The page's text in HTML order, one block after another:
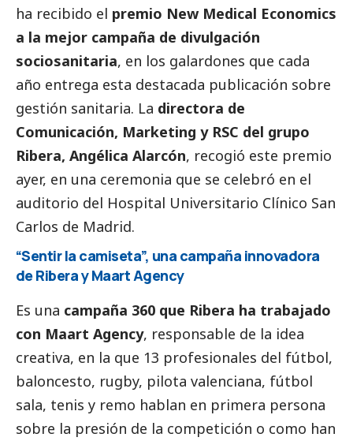
ha recibido el premio New Medical Economics
a la mejor campaña de divulgación
sociosanitaria, en los galardones que cada
año entrega esta destacada publicación sobre
gestión sanitaria. La directora de
Comunicación, Marketing y RSC del grupo
Ribera, Angélica Alarcón, recogió este premio
ayer, en una ceremonia que se celebró en el
auditorio del Hospital Universitario Clínico San
Carlos de Madrid.
“Sentir la camiseta”, una campaña innovadora
de Ribera y Maart Agency
Es una campaña 360 que Ribera ha trabajado
con Maart Agency, responsable de la idea
creativa, en la que 13 profesionales del fútbol,
baloncesto, rugby, pilota valenciana, fútbol
sala, tenis y remo hablan en primera persona
sobre la presión de la competición o como han